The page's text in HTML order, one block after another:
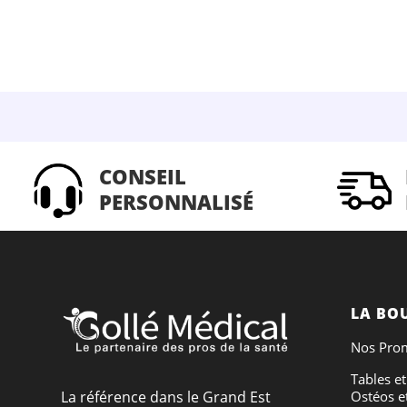
CONSEIL
PERSONNALISÉ
La référence dans le Grand Est
LA
Nos
Tables
Ostéos